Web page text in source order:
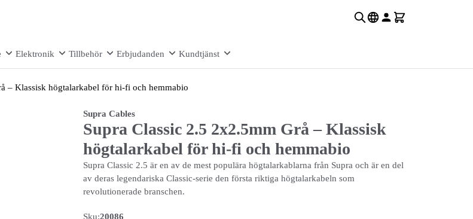
Elektronik Tillbehör Erbjudanden Kundtjänst
– Klassisk högtalarkabel för hi-fi och hemmabio
Supra Cables
Supra Classic 2.5 2x2.5mm Grå – Klassisk
högtalarkabel för hi-fi och hemmabio
Supra Classic 2.5 är en av de mest populära högtalarkablarna från Supra och är en del
av deras legendariska Classic-serie den första riktiga högtalarkabeln som
revolutionerade branschen.
Sku:20086